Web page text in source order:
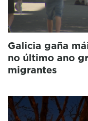
Galicia gaña
no último ano
migrantes